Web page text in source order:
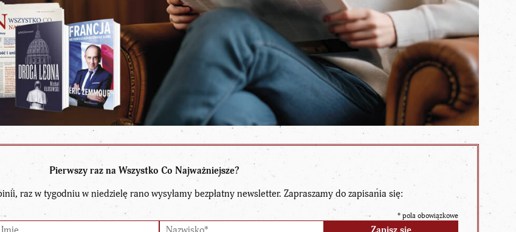
Pierwszy raz na Wszystko Co Najważniejsze?
raz w tygodniu w niedzielę rano wysyłamy bezpłatny newsletter. Zapraszamy do zapisania się:
*pola obowiązkowe